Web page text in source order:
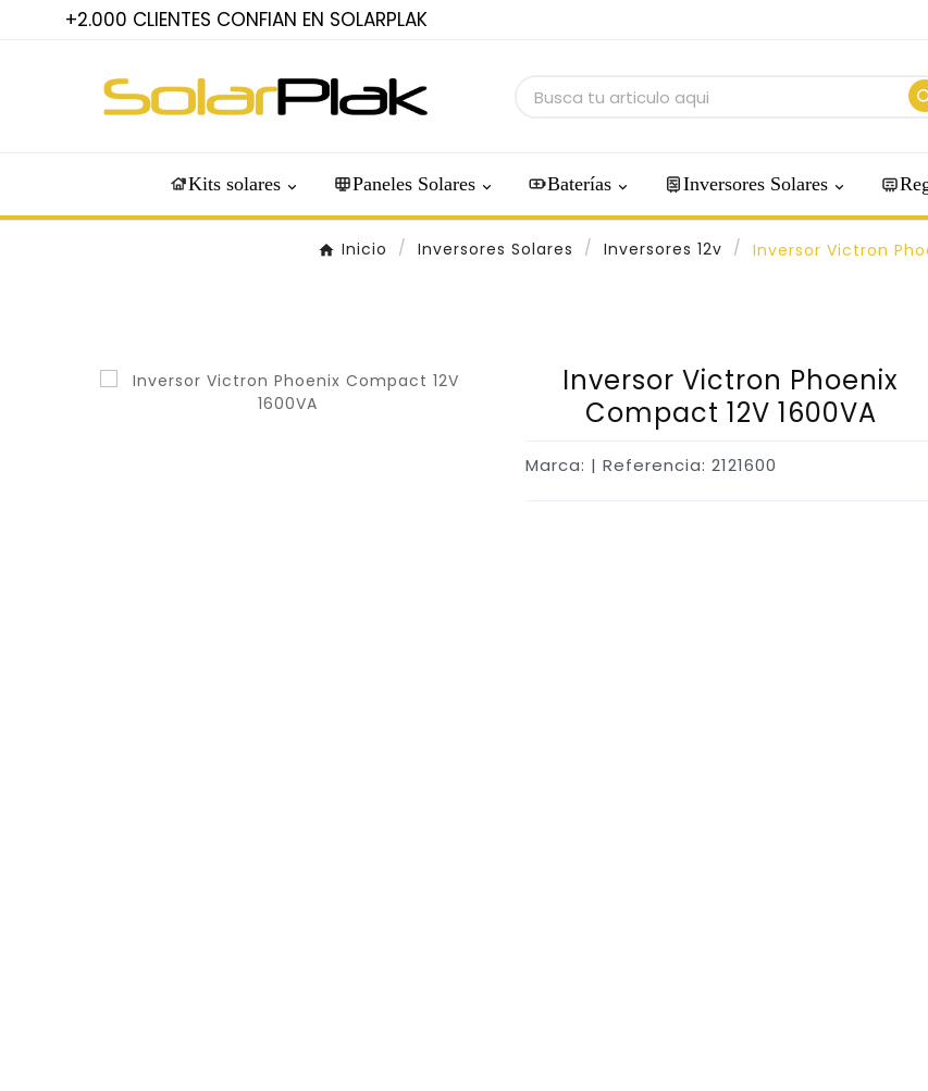
+2.000 CLIENTES CONFIAN EN SOLARPLAK
Kits solares Paneles Solares Baterías Inversores Solares
Inicio Inversores Solares Inversores 12v Inversor Victron
Inversor Victron Phoenix
Compact 12V 1600VA
Marca: | Referencia: 2121600